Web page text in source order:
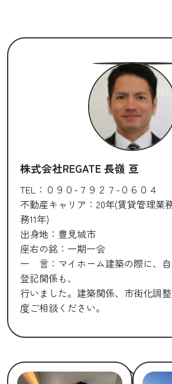
株式会社REGATE 長嶺 亘
TEL：０９０-７９２７-０６０４
不動産キャリア：20年(賃貸管理業
務11年)
出身地：豊見城市
座右の銘：一期一会
一 言：マイホーム建築の際に、自
登記関係も、
行いました。建築関係、市街化調
度ご相談ください。